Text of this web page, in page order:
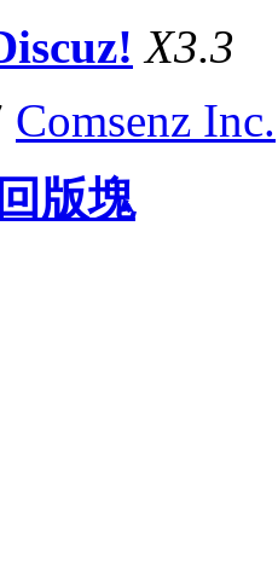
X3.3
Comsenz Inc.
版塊